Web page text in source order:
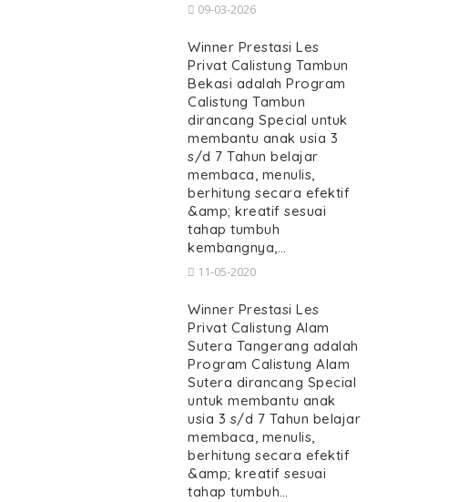
09-03-2026
Winner Prestasi Les
Privat Calistung Tambun
Bekasi adalah Program
Calistung Tambun
dirancang Special untuk
membantu anak usia 3
s/d 7 Tahun belajar
membaca, menulis,
berhitung secara efektif
&amp; kreatif sesuai
tahap tumbuh
kembangnya,…
11-05-2020
Winner Prestasi Les
Privat Calistung Alam
Sutera Tangerang adalah
Program Calistung Alam
Sutera dirancang Special
untuk membantu anak
usia 3 s/d 7 Tahun belajar
membaca, menulis,
berhitung secara efektif
&amp; kreatif sesuai
tahap tumbuh…